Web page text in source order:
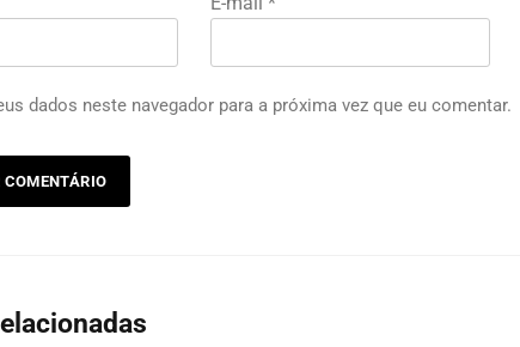
dados neste navegador para a próxima vez que eu comentar.